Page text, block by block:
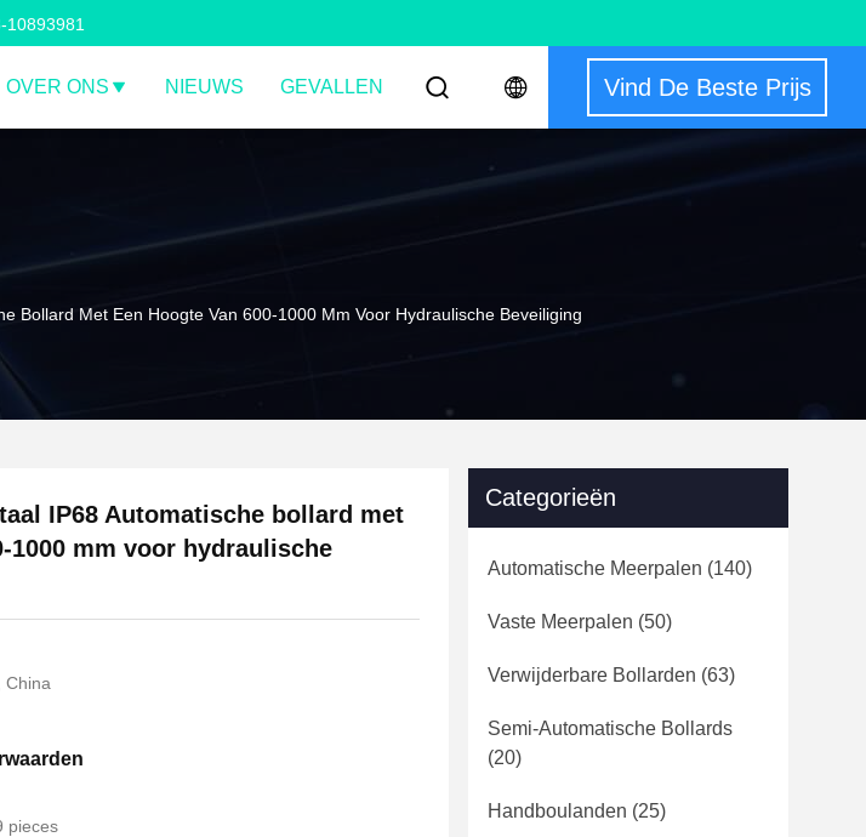
10893981
OVER ONS NIEUWS GEVALLEN Vind De Beste Prijs
Bollard Met Een Hoogte Van 600-1000 Mm Voor Hydraulische Beveiliging
IP68 Automatische bollard met
1000 mm voor hydraulische
China
pieces
Categorieën
Automatische Meerpalen (140)
Vaste Meerpalen (50)
Verwijderbare Bollarden (63)
Semi-Automatische Bollards
(20)
Handboulanden (25)